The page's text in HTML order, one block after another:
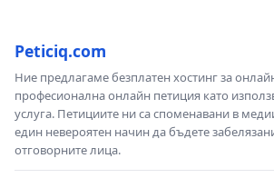
Peticiq.com
Ние предлагаме безплатен хостинг за
професионална онлайн петиция като
услуга. Петициите ни са споменавани в
един невероятен начин да бъдете
отговорните лица.